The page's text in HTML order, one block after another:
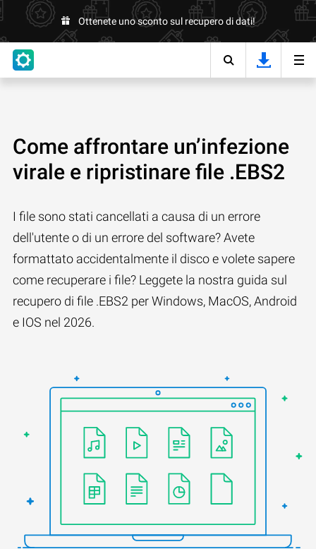
Ottenete uno sconto sul recupero di dati!
Come affrontare un’infezione
virale e ripristinare file .EBS2
I file sono stati cancellati a causa di un errore
dell'utente o di un errore del software? Avete
formattato accidentalmente il disco e volete sapere
come recuperare i file? Leggete la nostra guida sul
recupero di file .EBS2 per Windows, MacOS, Android
e IOS nel 2026.